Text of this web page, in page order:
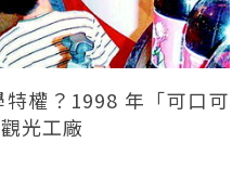
權？1998 年「可口可
光工廠